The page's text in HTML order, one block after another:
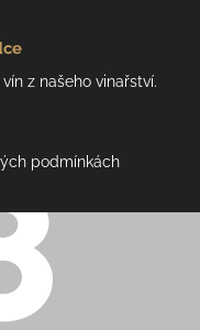
z našeho vinařství.
podmínkách